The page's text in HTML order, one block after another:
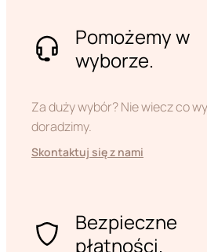
Pomożemy w
wyborze.
Za duży wybór? Nie wiecz co
doradzimy.
Skontaktuj się z nami
Bezpieczne
płatności.